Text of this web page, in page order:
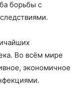
борьбы с
Во всём мире
экономичное